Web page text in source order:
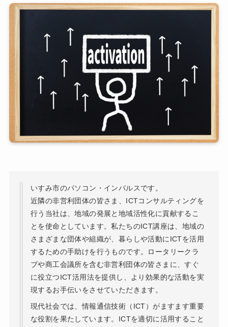
いすみ市のパソコン・インパルスです。
近隣の非営利団体の皆さま、ICTコンサルティングを
行う当社は、地域の発展と地域活性化に貢献するこ
とを使命としています。私たちのICT講座は、地域の
さまざまな団体や組織が、暮らしや活動にICTを活用
するための手助けを行うものです。ロータリークラ
ブや商工会議所を含む非営利団体の皆さまに、すぐ
に役立つICT活用法を提供し、より効果的な活動を実
現するお手伝いをさせていただきます。
現代社会では、情報通信技術（ICT）がますます重要
な役割を果たしています。ICTを適切に活用すること